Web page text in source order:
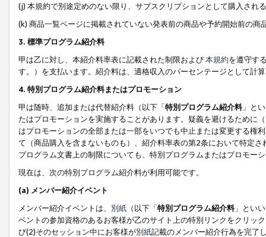
(j) 本規約で別途定めのない限り、サブスクリプションとして購入され
(k) 商品一覧ページに掲載されていない発表前の商品や予約開始前の商
3. 標準プログラム紹介料
甲は乙に対し、本紹介料率表に記載された制限および本規約を遵守す
す。）を支払います。紹介料は、適格収入のパーセンテージとして計
4. 特別プログラム紹介料またはプロモーション
甲は随時、追加または代替紹介料（以下「特別プログラム紹介料」と
たはプロモーションを実施することがあります。疑義を避けるために
はプロモーションの全部または一部をいつでも中止または変更する権
て（商品購入を含まないものも）、紹介料率表の第2条において特定
プログラム文書上の制限についても、特別プログラムまたはプロモー
現在は、次の特別プログラム紹介料が利用可能です。
(a) メンバー紹介イベント
メンバー紹介イベントは、 別紙 （以下「特別プログラム紹介料」とい
ベントの参加資格のあるお客様が乙のサイト上の特別リンクをクリッ
び(2)そのセッション中にお客様が別紙記載のメンバー紹介行為を完了